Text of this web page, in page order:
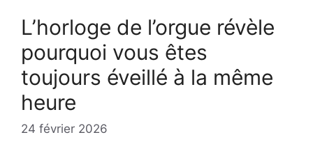
L’horloge de l’orgue révèle
pourquoi vous êtes
toujours éveillé à la même
heure
24 février 2026